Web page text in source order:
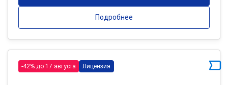
Подробнее
-42% до 17 августа Лицензия